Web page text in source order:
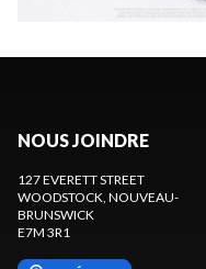
NOUS JOINDRE
127 EVERETT STREET
WOODSTOCK, NOUVEAU-
BRUNSWICK
E7M 3R1